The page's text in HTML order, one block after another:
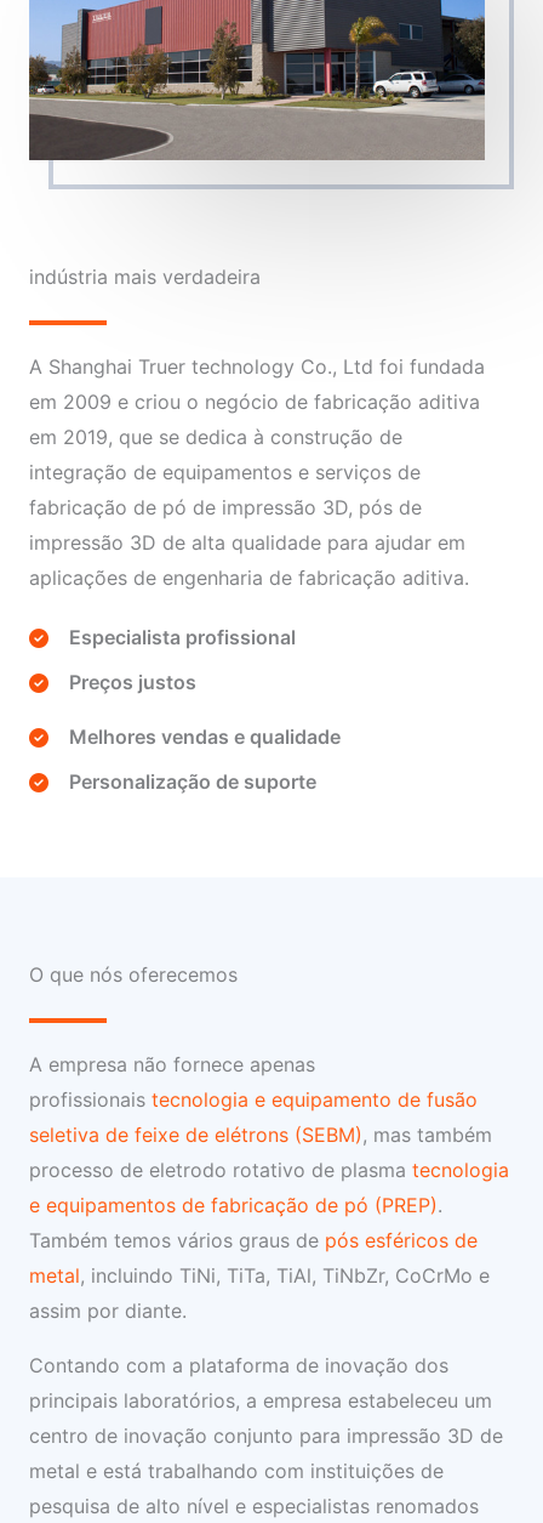
indústria mais verdadeira
A Shanghai Truer technology Co., Ltd foi fundada
em 2009 e criou o negócio de fabricação aditiva
em 2019, que se dedica à construção de
integração de equipamentos e serviços de
fabricação de pó de impressão 3D, pós de
impressão 3D de alta qualidade para ajudar em
aplicações de engenharia de fabricação aditiva.
Especialista profissional
Preços justos
Melhores vendas e qualidade
Personalização de suporte
O que nós oferecemos
A empresa não fornece apenas
profissionais tecnologia e equipamento de fusão
seletiva de feixe de elétrons (SEBM), mas também
processo de eletrodo rotativo de plasma tecnologia
e equipamentos de fabricação de pó (PREP).
Também temos vários graus de pós esféricos de
metal, incluindo TiNi, TiTa, TiAl, TiNbZr, CoCrMo e
assim por diante.
Contando com a plataforma de inovação dos
principais laboratórios, a empresa estabeleceu um
centro de inovação conjunto para impressão 3D de
metal e está trabalhando com instituições de
pesquisa de alto nível e especialistas renomados